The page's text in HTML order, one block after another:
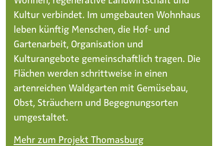
Kultur verbindet. Im umgebauten Wohnhaus
leben künftig Menschen, die Hof- und
Gartenarbeit, Organisation und
Kulturangebote gemeinschaftlich tragen. Die
Flächen werden schrittweise in einen
artenreichen Waldgarten mit Gemüsebau,
Obst, Sträuchern und Begegnungsorten
umgestaltet.
Mehr zum Projekt Thomasburg